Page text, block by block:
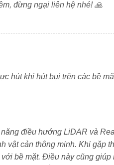
đừng ngại liên hệ nhé! 🙏
hút khi hút bụi trên các bề
điều hướng LiDAR và
vật cản thông minh. Khi gặp
bề mặt. Điều này cũng